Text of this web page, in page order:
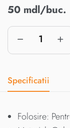
50 mdl/buc.
Specificatii
Folosire: